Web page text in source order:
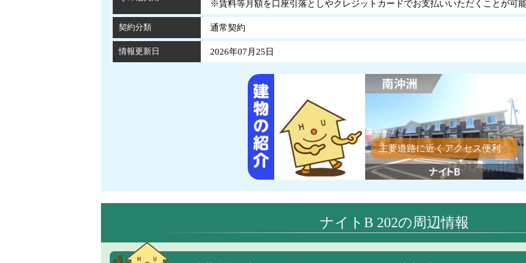
※賃料等月額を口座引落としやクレジットカードでお支払いいただくことが可
契約分類 通常契約
情報更新日 2026年07月25日
主要道路に近くアクセス便利
ナイトB 202の周辺情報